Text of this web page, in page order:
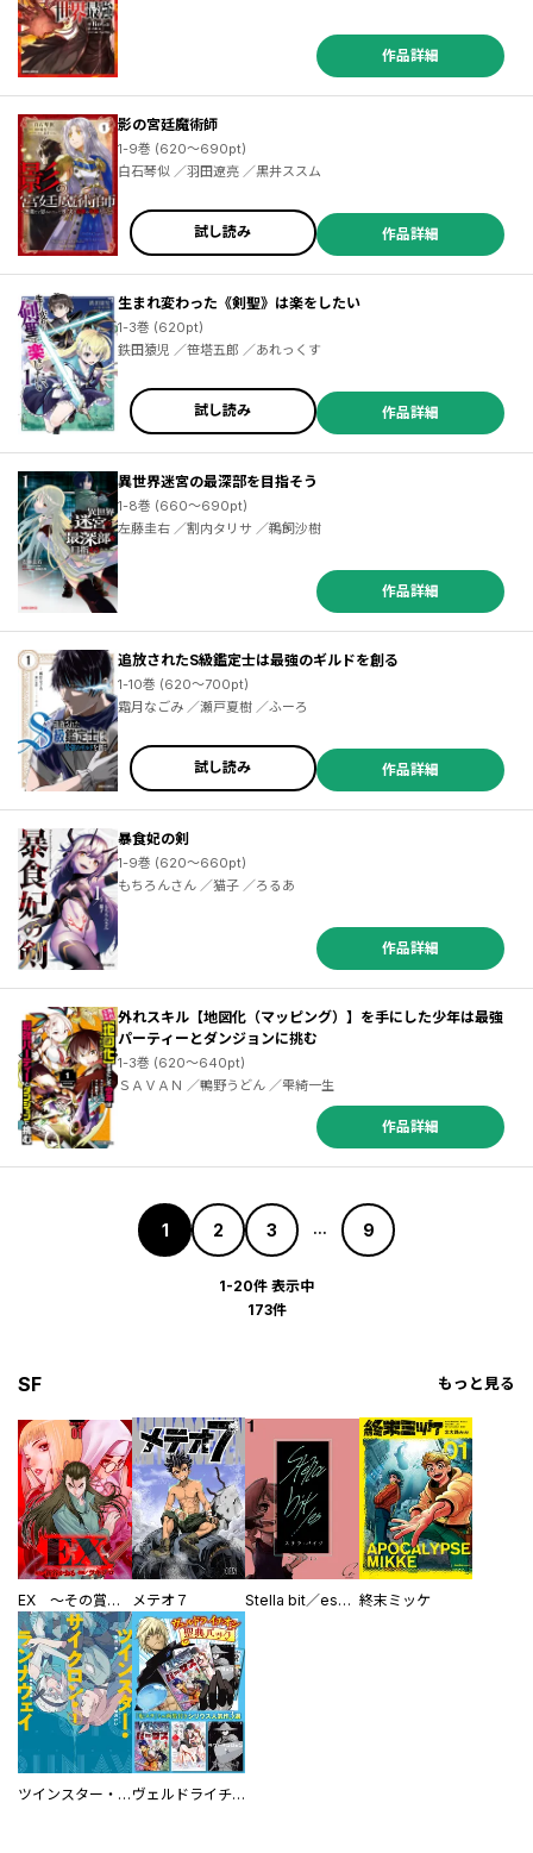
作品詳細
影の宮廷魔術師
1-9巻 (620～690pt)
白石琴似 ／羽田遼亮 ／黒井ススム
試し読み 作品詳細
生まれ変わった《剣聖》は楽をしたい
1-3巻 (620pt)
鉄田猿児 ／笹塔五郎 ／あれっくす
試し読み 作品詳細
異世界迷宮の最深部を目指そう
1-8巻 (660～690pt)
左藤圭右 ／割内タリサ ／鵜飼沙樹
作品詳細
追放されたS級鑑定士は最強のギルドを創る
1-10巻 (620～700pt)
霜月なごみ ／瀬戸夏樹 ／ふーろ
試し読み 作品詳細
暴食妃の剣
1-9巻 (620～660pt)
もちろんさん ／猫子 ／ろるあ
作品詳細
外れスキル【地図化（マッピング）】を手にした少年は最強
パーティーとダンジョンに挑む
1-3巻 (620～640pt)
ＳＡＶＡＮ ／鴨野うどん ／雫綺一生
作品詳細
1 2 3 ... 9
1-20件 表示中
173件
SF もっと見る
EX ～その賞金稼ぎは、世界の出口を探す～【単行本版】 メテオ７ Stella bit／es【単話版】 終末ミッケ
ツインスター・サイクロン・ランナウェイ ヴェルドライチオシ聖典パック 『転スラ』ミニ画集付き シリウス人気作３選